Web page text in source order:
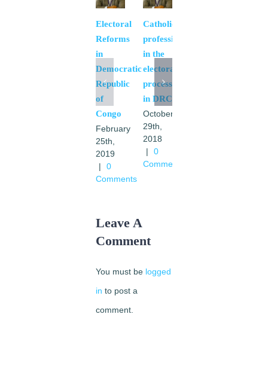
Electoral
Reforms
in
Democratic
Republic
of
Congo
February
25th,
2019
|
0
Comments
Catholic
professional
in the
electoral
process
in DRC
October
29th,
2018
|
0
Comments
Leave A
Comment
You must be logged
in to post a
comment.